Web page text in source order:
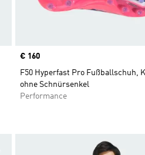
Price
€ 160
F50 Hyperfast Pro Fußballschuh,
ohne Schnürsenkel
Performance
Zur Wunschliste hinzufügen